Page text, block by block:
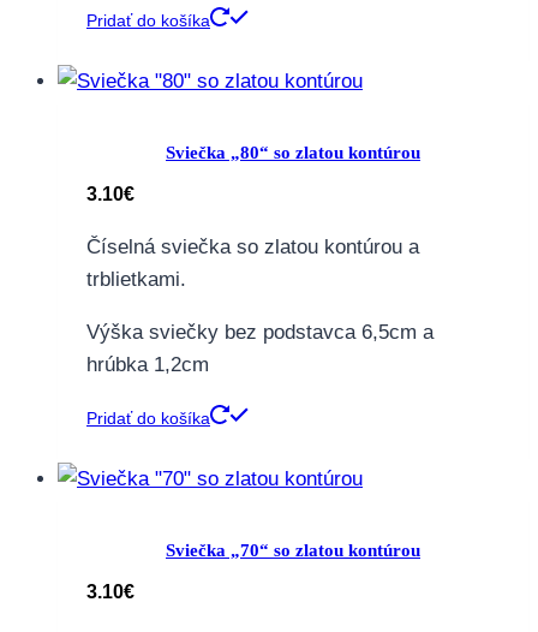
Pridať do košíka
Sviečka „80“ so zlatou kontúrou
3.10€
Číselná sviečka so zlatou kontúrou a
trblietkami.
Výška sviečky bez podstavca 6,5cm a
hrúbka 1,2cm
Pridať do košíka
Sviečka „70“ so zlatou kontúrou
3.10€